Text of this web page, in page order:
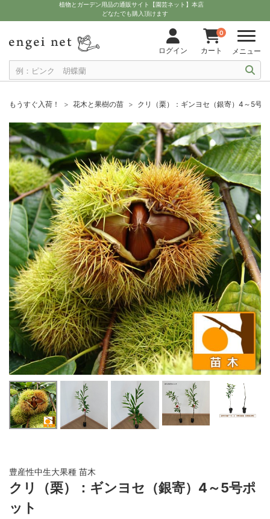
植物とガーデン用品の通販サイト【園芸ネット】本店
どなたでも購入頂けます
ログイン
0
カート メニュー
もうすぐ入荷！ 花木と果樹の苗 クリ（栗）：ギンヨセ（銀寄）4～5号
豊産性中生大果種 苗木
クリ（栗）：ギンヨセ（銀寄）4～5号ポ
ット